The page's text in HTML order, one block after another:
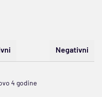
Negativni
4 godine